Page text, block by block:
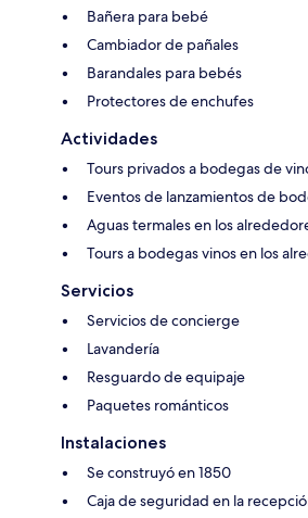
Bañera para bebé
Cambiador de pañales
Barandales para bebés
Protectores de enchufes
Actividades
Tours privados a bodegas de
Eventos de lanzamientos de
Aguas termales en los
Tours a bodegas vinos en los
Servicios
Servicios de concierge
Lavandería
Resguardo de equipaje
Paquetes románticos
Instalaciones
Se construyó en 1850
Caja de seguridad en la